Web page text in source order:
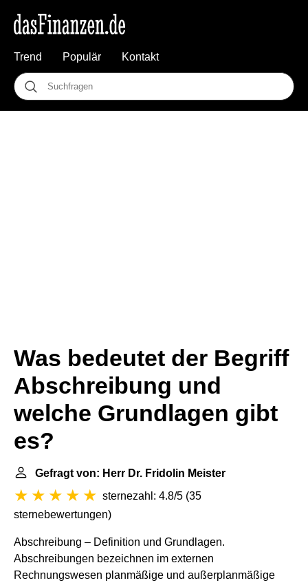
Trend Populär Kontakt
Was bedeutet der Begriff
Abschreibung und
welche Grundlagen gibt
es?
Gefragt von: Herr Dr. Fridolin Meister
sternezahl: 4.8/5 (35
sternebewertungen)
Abschreibung – Definition und Grundlagen.
Abschreibungen bezeichnen im externen
Rechnungswesen planmäßige und außerplanmäßige